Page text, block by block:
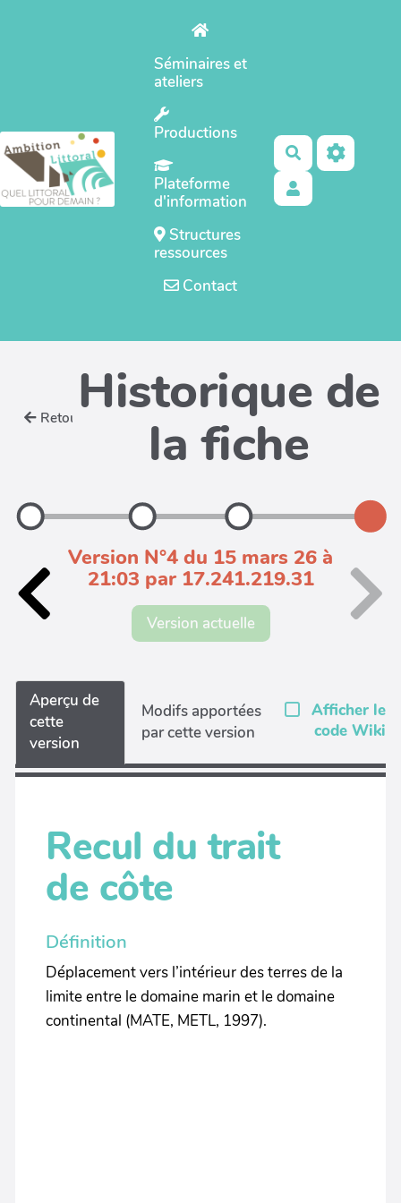
Séminaires et
ateliers
Productions
Plateforme
d'information
Structures
ressources
Contact
Rechercher
Retour Historique de
la fiche
Version N°4 du 15 mars 26 à
21:03 par 17.241.219.31
Version actuelle
Aperçu de
cette
version
Modifs apportées
par cette version
Afficher le
code Wiki
Recul du trait
de côte
Définition
Déplacement vers l’intérieur des terres de la
limite entre le domaine marin et le domaine
continental (MATE, METL, 1997).